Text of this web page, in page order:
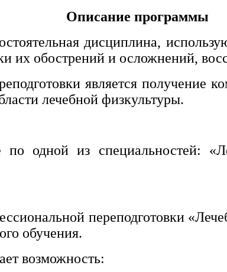
Описание программы
дисциплина,
их обострений и осложнений,
является получение
лечебной физкультуры.
одной из специальностей:
переподготовки
обучения.
возможность: